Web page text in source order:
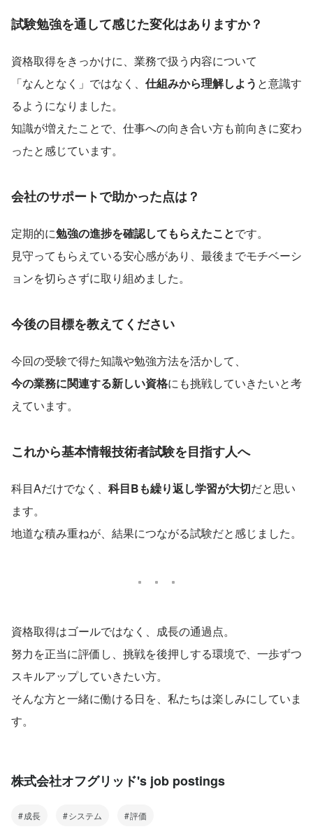
試験勉強を通して感じた変化はありますか？
資格取得をきっかけに、業務で扱う内容について
「なんとなく」ではなく、 仕組みから理解しよう と意識す
るようになりました。
知識が増えたことで、仕事への向き合い方も前向きに変わ
ったと感じています。
会社のサポートで助かった点は？
定期的に勉強の進捗を確認してもらえたことです。
見守ってもらえている安心感があり、最後までモチベーシ
ョンを切らさずに取り組めました。
今後の目標を教えてください
今回の受験で得た知識や勉強方法を活かして、
今の業務に関連する新しい資格にも挑戦していきたいと考
えています。
これから基本情報技術者試験を目指す人へ
科目Aだけでなく、 科目Bも繰り返し学習が大切だと思い
ます。
地道な積み重ねが、結果につながる試験だと感じました。
資格取得はゴールではなく、成長の通過点。
努力を正当に評価し、挑戦を後押しする環境で、一歩ずつ
スキルアップしていきたい方。
そんな方と一緒に働ける日を、私たちは楽しみにしていま
す。
株式会社オフグリッド's job postings
成長 システム 評価